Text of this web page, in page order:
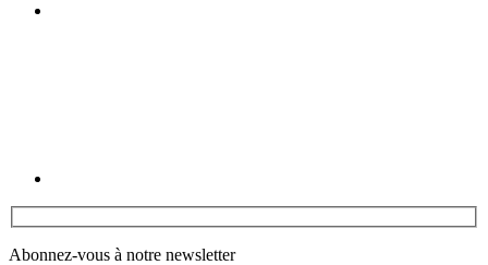
Abonnez-vous à notre newsletter